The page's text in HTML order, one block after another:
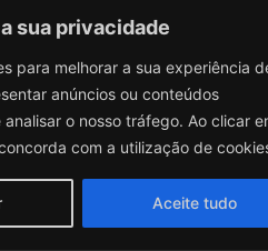
sua privacidade
para melhorar a sua experiência
anúncios ou conteúdos
o nosso tráfego. Ao clicar
com a utilização de
Aceite tudo
DOS CENTROS DE